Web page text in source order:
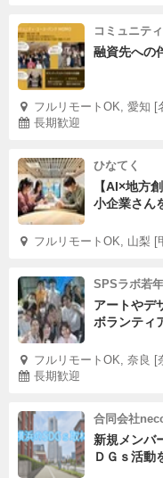
コミュニテ
融資先への
フルリモートOK, 愛知
長期歓迎
ひなてく
【AI×地方
小企業さん
フルリモートOK, 山梨 [
SPSラボ若
アートやデ
ボランティ
フルリモートOK, 奈良 [
長期歓迎
合同会社
新規メンバ
ＤＧｓ活動